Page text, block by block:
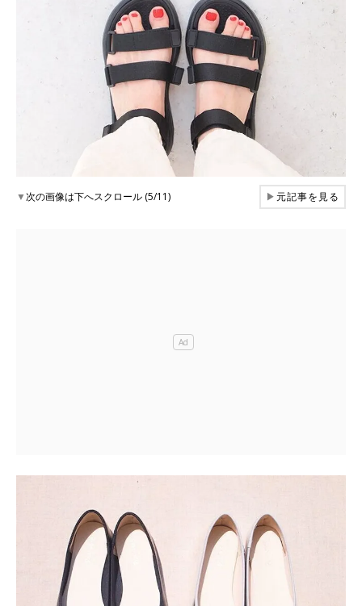
▼次の画像は下へスクロール (5/11) ▶元記事を見る